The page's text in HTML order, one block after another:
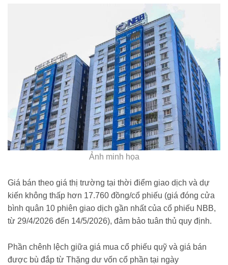
Ảnh minh họa
Giá bán theo giá thị trường tại thời điểm giao dịch và dự
kiến không thấp hơn 17.760 đồng/cổ phiếu (giá đóng cửa
bình quân 10 phiên giao dịch gần nhất của cổ phiếu NBB,
từ 29/4/2026 đến 14/5/2026), đảm bảo tuân thủ quy định.
Phần chênh lệch giữa giá mua cổ phiếu quỹ và giá bán
được bù đắp từ Thặng dư vốn cổ phần tại ngày